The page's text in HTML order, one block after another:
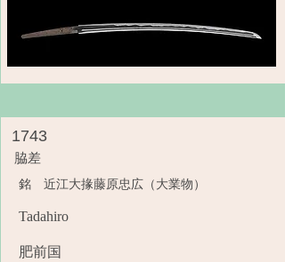
1743
脇差
銘 近江大掾藤原忠広（大業物）
Tadahiro
肥前国